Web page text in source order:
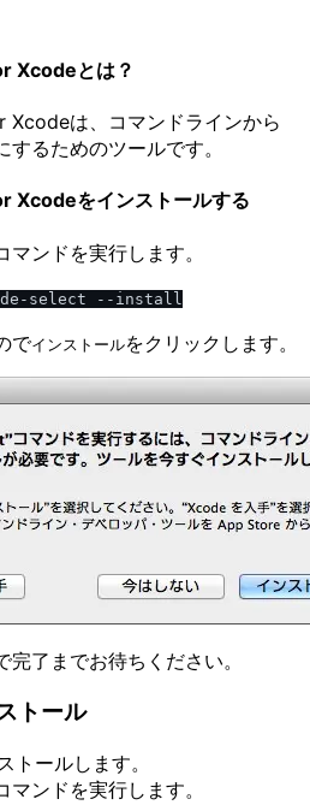
Xcodeとは？
は、コマンドラインから
るためのツールです。
をインストールする
ンドを実行します。
でインストールをクリックします。
了までお待ちください。
トール
ールします。
ンドを実行します。